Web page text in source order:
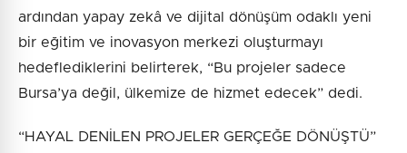
ardından yapay zekâ ve dijital dönüşüm odaklı yeni
bir eğitim ve inovasyon merkezi oluşturmayı
hedeflediklerini belirterek, “Bu projeler sadece
Bursa’ya değil, ülkemize de hizmet edecek” dedi.
“HAYAL DENİLEN PROJELER GERÇEĞE DÖNÜŞTÜ”